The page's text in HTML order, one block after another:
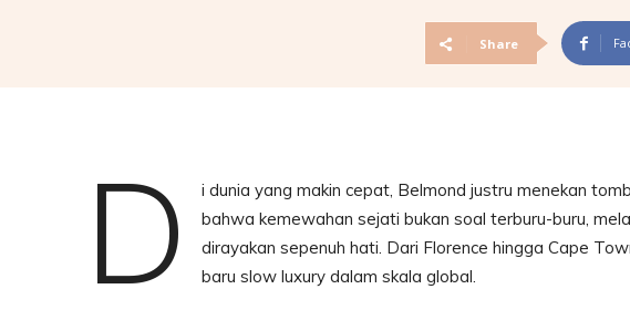
Share
D
i dunia yang makin cepat, Belmond justru menekan
bahwa kemewahan sejati bukan soal terburu-buru,
dirayakan sepenuh hati. Dari Florence hingga Cape
baru slow luxury dalam skala global.